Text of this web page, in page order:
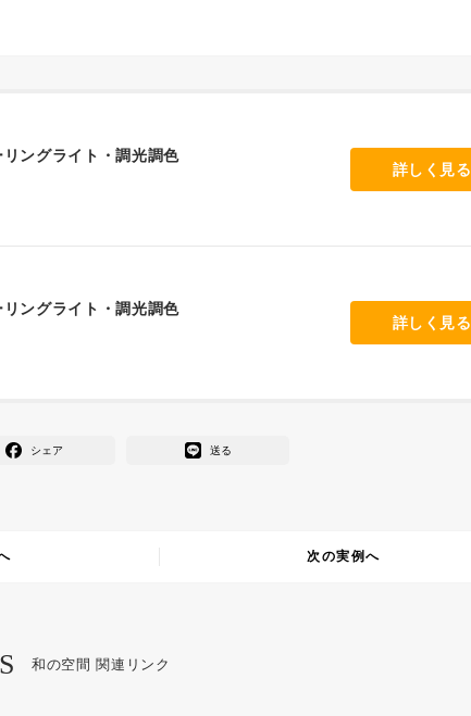
ングライト・調光調色
詳しく見る
ングライト・調光調色
詳しく見る
シェア 送る
次の実例へ
和の空間 関連リンク